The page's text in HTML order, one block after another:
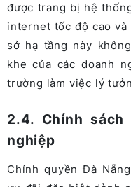
được trang bị hệ
internet tốc độ cao
sở hạ tầng này
khe của các doanh
trường làm việc lý
2.4. Chính
nghiệp
Chính quyền Đà